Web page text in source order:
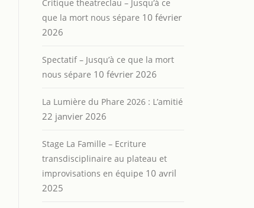
Critique theatreclau – Jusqu’à ce
que la mort nous sépare 10 février
2026
Spectatif – Jusqu’à ce que la mort
nous sépare 10 février 2026
La Lumière du Phare 2026 : L’amitié
22 janvier 2026
Stage La Famille – Ecriture
transdisciplinaire au plateau et
improvisations en équipe 10 avril
2025